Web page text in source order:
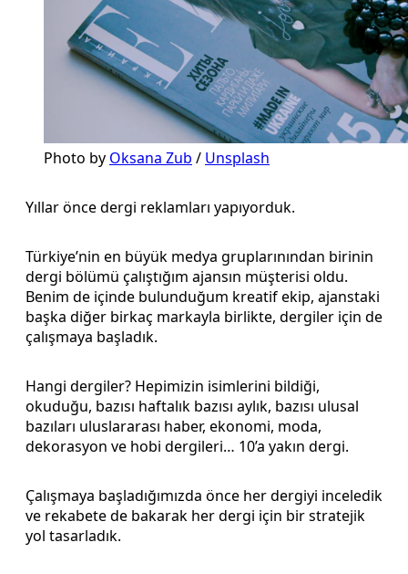
Photo by Oksana Zub / Unsplash
Yıllar önce dergi reklamları yapıyorduk.
Türkiye’nin en büyük medya gruplarınından birinin
dergi bölümü çalıştığım ajansın müşterisi oldu.
Benim de içinde bulunduğum kreatif ekip, ajanstaki
başka diğer birkaç markayla birlikte, dergiler için de
çalışmaya başladık.
Hangi dergiler? Hepimizin isimlerini bildiği,
okuduğu, bazısı haftalık bazısı aylık, bazısı ulusal
bazıları uluslararası haber, ekonomi, moda,
dekorasyon ve hobi dergileri… 10’a yakın dergi.
Çalışmaya başladığımızda önce her dergiyi inceledik
ve rekabete de bakarak her dergi için bir stratejik
yol tasarladık.